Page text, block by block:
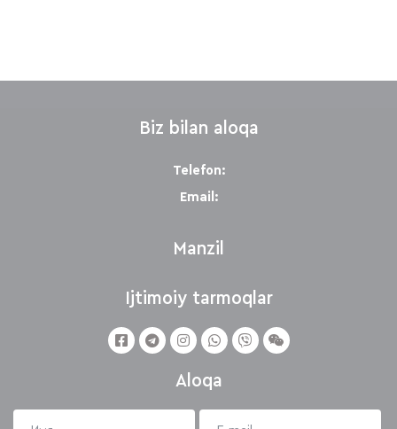
Biz bilan aloqa
Telefon:
Email:
Manzil
Ijtimoiy tarmoqlar
Aloqa